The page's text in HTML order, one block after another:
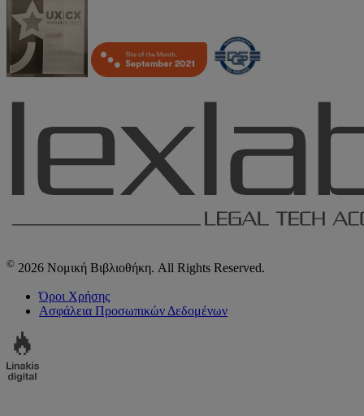
© 2026 Νομική Βιβλιοθήκη. All Rights Reserved.
Όροι Χρήσης
Ασφάλεια Προσωπικών Δεδομένων